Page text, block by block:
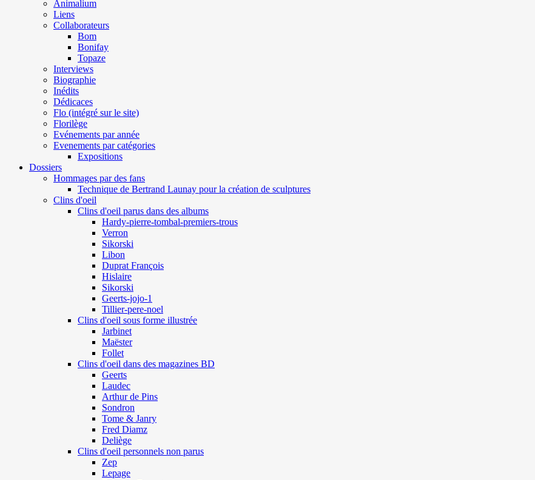
Animalium
Liens
Collaborateurs
Bom
Bonifay
Topaze
Interviews
Biographie
Inédits
Dédicaces
Flo (intégré sur le site)
Florilège
Evénements par année
Evenements par catégories
Expositions
Dossiers
Hommages par des fans
Technique de Bertrand Launay pour la création de sculptures
Clins d'oeil
Clins d'oeil parus dans des albums
Hardy-pierre-tombal-premiers-trous
Verron
Sikorski
Libon
Duprat François
Hislaire
Sikorski
Geerts-jojo-1
Tillier-pere-noel
Clins d'oeil sous forme illustrée
Jarbinet
Maëster
Follet
Clins d'oeil dans des magazines BD
Geerts
Laudec
Arthur de Pins
Sondron
Tome & Janry
Fred Diamz
Deliège
Clins d'oeil personnels non parus
Zep
Lepage